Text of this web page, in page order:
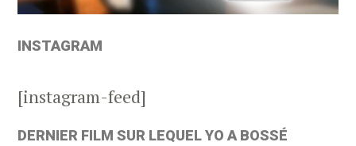
INSTAGRAM
[instagram-feed]
DERNIER FILM SUR LEQUEL YO A BOSSÉ